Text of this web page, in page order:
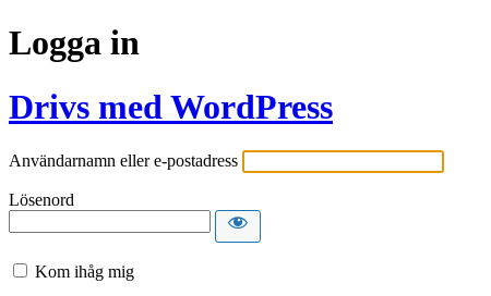
Logga in
Drivs med WordPress
Användarnamn eller e-postadress
Lösenord
Kom ihåg mig